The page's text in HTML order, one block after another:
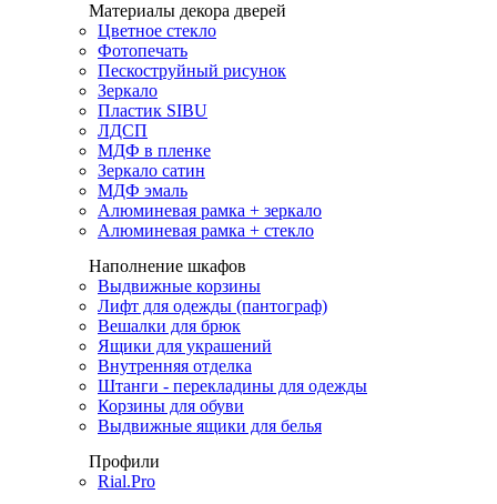
Материалы декора дверей
Цветное стекло
Фотопечать
Пескоструйный рисунок
Зеркало
Пластик SIBU
ЛДСП
МДФ в пленке
Зеркало сатин
МДФ эмаль
Алюминевая рамка + зеркало
Алюминевая рамка + стекло
Наполнение шкафов
Выдвижные корзины
Лифт для одежды (пантограф)
Вешалки для брюк
Ящики для украшений
Внутренняя отделка
Штанги - перекладины для одежды
Корзины для обуви
Выдвижные ящики для белья
Профили
Rial.Pro